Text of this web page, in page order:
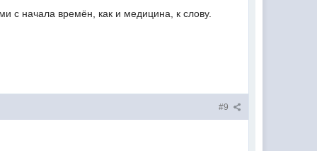
с начала времён, как и медицина, к слову.
#9